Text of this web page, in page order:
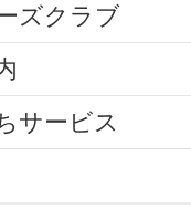
ズクラブ
サービス